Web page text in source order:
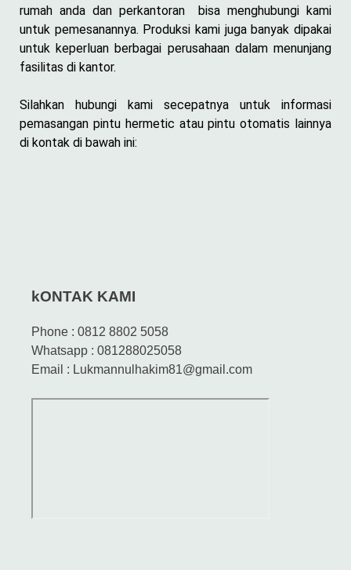
rumah anda dan perkantoran bisa menghubungi kami
untuk pemesanannya. Produksi kami juga banyak dipakai
untuk keperluan berbagai perusahaan dalam menunjang
fasilitas di kantor.
Silahkan hubungi kami secepatnya untuk informasi
pemasangan pintu hermetic atau pintu otomatis lainnya
di kontak di bawah ini:
kONTAK KAMI
Phone : 0812 8802 5058
Whatsapp : 081288025058
Email : Lukmannulhakim81@gmail.com